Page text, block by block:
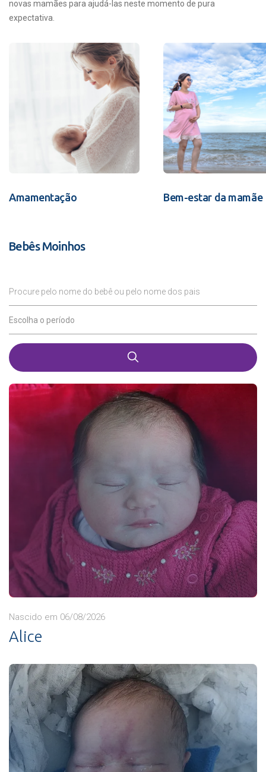
novas mamães para ajudá-las neste momento de pura
expectativa.
Amamentação Bem-estar da mamãe
Bebês Moinhos
Procure pelo nome do bebê ou pelo nome dos pais
Escolha o período
Nascido em 06/08/2026
Alice